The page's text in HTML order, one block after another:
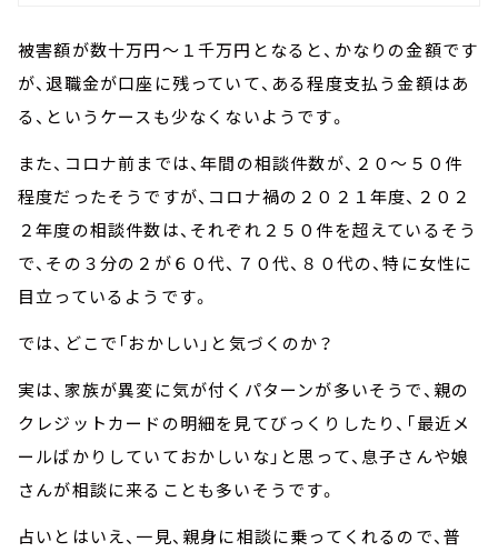
被害額が数十万円～１千万円となると、かなりの金額です
が、退職金が口座に残っていて、ある程度支払う金額はあ
る、というケースも少なくないようです。
また、コロナ前までは、年間の相談件数が、２０～５０件
程度だったそうですが、コロナ禍の２０２１年度、２０２
２年度の相談件数は、それぞれ２５０件を超えているそう
で、その３分の２が６０代、７０代、８０代の、特に女性に
目立っているようです。
では、どこで「おかしい」と気づくのか？
実は、家族が異変に気が付くパターンが多いそうで、親の
クレジットカードの明細を見てびっくりしたり、「最近メ
ールばかりしていておかしいな」と思って、息子さんや娘
さんが相談に来ることも多いそうです。
占いとはいえ、一見、親身に相談に乗ってくれるので、普